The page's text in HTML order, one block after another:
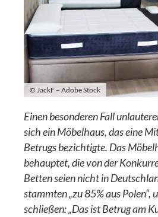
© JackF – Adobe Stock
Einen besonderen Fall
sich ein Möbelhaus, das eine
Betrugs bezichtigte. Das
behauptet, die von der
Betten seien nicht in
stammten „zu 85% aus Polen“,
schließen: „Das ist Betrug am